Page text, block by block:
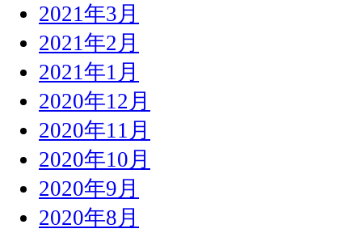
2021年3月
2021年2月
2021年1月
2020年12月
2020年11月
2020年10月
2020年9月
2020年8月